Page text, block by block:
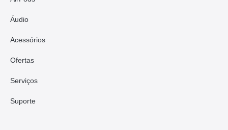
Áudio
Acessórios
Ofertas
Serviços
Suporte